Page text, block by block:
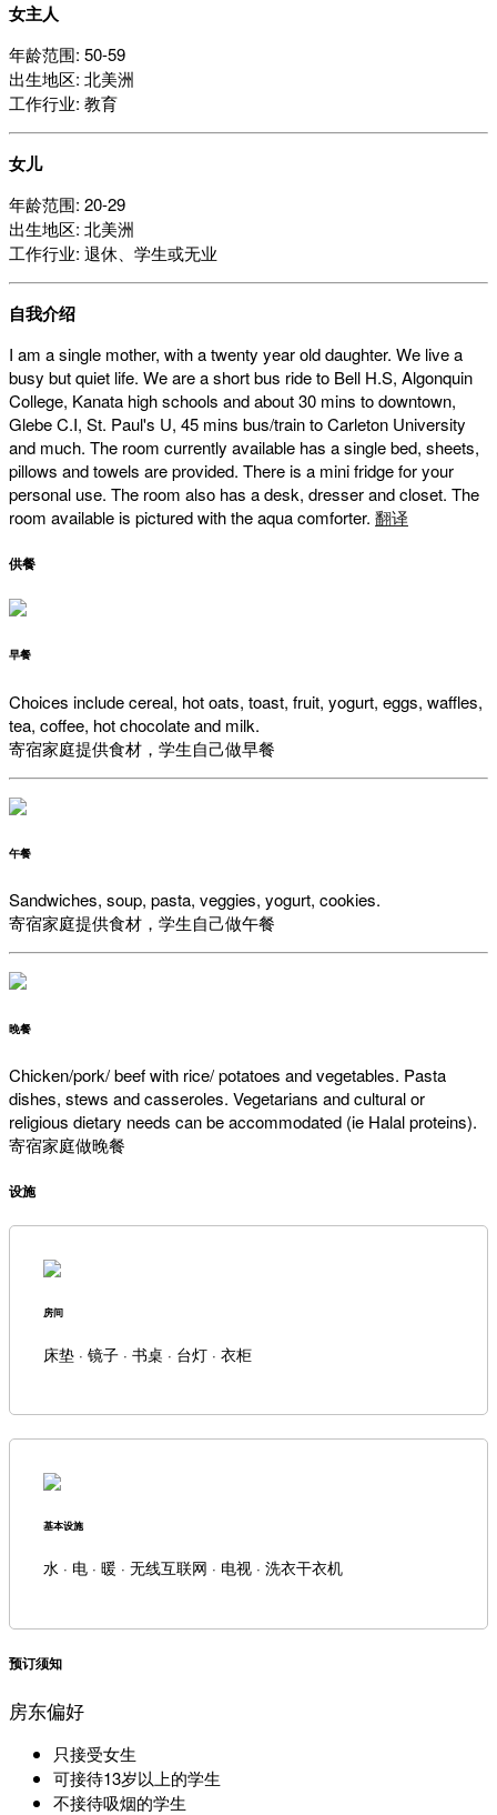
女主人
年龄范围: 50-59
出生地区: 北美洲
工作行业: 教育
女儿
年龄范围: 20-29
出生地区: 北美洲
工作行业: 退休、学生或无业
自我介绍
I am a single mother, with a twenty year old daughter. We live a
busy but quiet life. We are a short bus ride to Bell H.S, Algonquin
College, Kanata high schools and about 30 mins to downtown,
Glebe C.I, St. Paul's U, 45 mins bus/train to Carleton University
and much. The room currently available has a single bed, sheets,
pillows and towels are provided. There is a mini fridge for your
personal use. The room also has a desk, dresser and closet. The
room available is pictured with the aqua comforter. 翻译
供餐
早餐
Choices include cereal, hot oats, toast, fruit, yogurt, eggs, waffles,
tea, coffee, hot chocolate and milk.
寄宿家庭提供食材，学生自己做早餐
午餐
Sandwiches, soup, pasta, veggies, yogurt, cookies.
寄宿家庭提供食材，学生自己做午餐
晚餐
Chicken/pork/ beef with rice/ potatoes and vegetables. Pasta
dishes, stews and casseroles. Vegetarians and cultural or
religious dietary needs can be accommodated (ie Halal proteins).
寄宿家庭做晚餐
设施
房间
床垫 · 镜子 · 书桌 · 台灯 · 衣柜
基本设施
水 · 电 · 暖 · 无线互联网 · 电视 · 洗衣干衣机
预订须知
房东偏好
只接受女生
可接待13岁以上的学生
不接待吸烟的学生